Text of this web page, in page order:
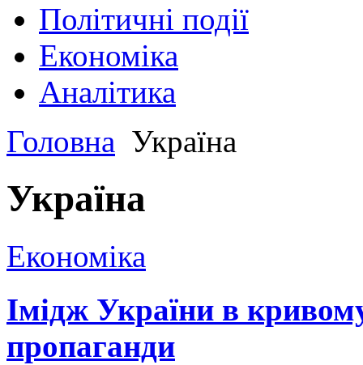
Політичні події
Економіка
Аналітика
Головна Україна
Україна
Економіка
Імідж України в
пропаганди